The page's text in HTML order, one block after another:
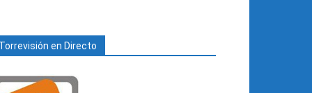
en Directo